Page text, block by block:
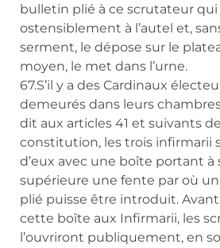
bulletin plié à ce scrutateur
ostensiblement à l’autel et,
serment, le dépose sur le
moyen, le met dans l’urne.
67.S’il y a des Cardinaux
demeurés dans leurs
dit aux articles 41 et suivants
constitution, les trois infirmarii
d’eux avec une boîte portant à
supérieure une fente par où
plié puisse être introduit.
cette boîte aux Infirmarii, les
l’ouvriront publiquement, en